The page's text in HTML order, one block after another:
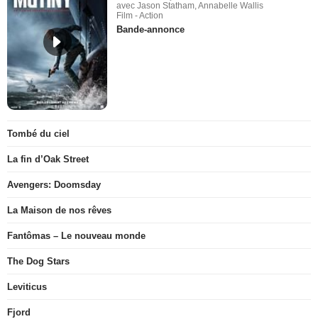
avec Jason Statham, Annabelle Wallis
Film - Action
Bande-annonce
Tombé du ciel
La fin d’Oak Street
Avengers: Doomsday
La Maison de nos rêves
Fantômas – Le nouveau monde
The Dog Stars
Leviticus
Fjord